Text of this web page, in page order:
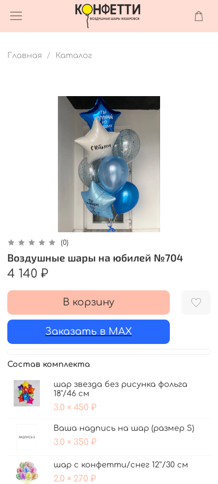
Главная Каталог
(0)
Воздушные шары на юбилей №704
4 140 ₽
В корзину
Заказать в MAX
Состав комплекта
шар звезда без рисунка фольга
18"/46 см
3.0 × 450 ₽
Ваша надпись на шар (размер S)
3.0 × 350 ₽
шар с конфетти/снег 12'’/30 см
2.0 × 270 ₽